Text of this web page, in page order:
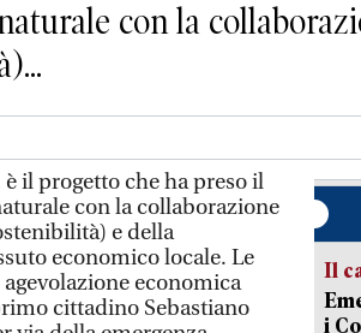
con la
è il progetto che ha preso il
con la collaborazione
e della
economico locale. Le
economica
cittadino Sebastiano
Il
i